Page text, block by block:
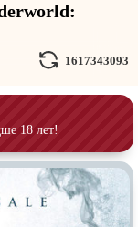
нареальных
1617343093
18 лет!